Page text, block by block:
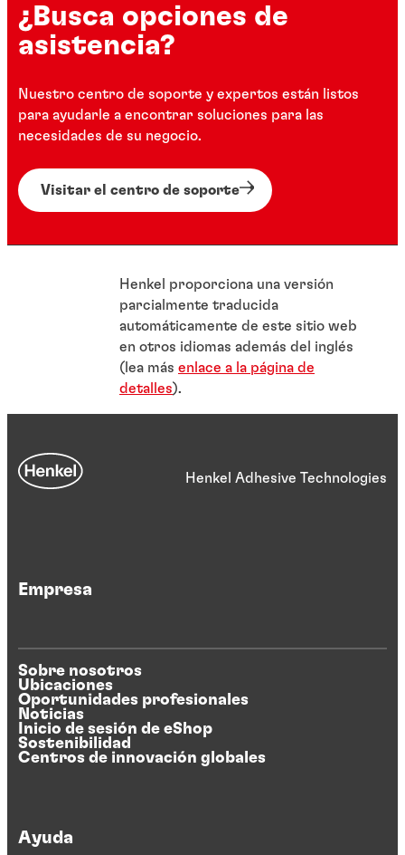
¿Busca opciones de
asistencia?
Nuestro centro de soporte y expertos están listos
para ayudarle a encontrar soluciones para las
necesidades de su negocio.
Visitar el centro de soporte
Henkel proporciona una versión
parcialmente traducida
automáticamente de este sitio web
en otros idiomas además del inglés
(lea más enlace a la página de
detalles).
Henkel Adhesive Technologies
Empresa
Sobre nosotros
Ubicaciones
Oportunidades profesionales
Noticias
Inicio de sesión de eShop
Sostenibilidad
Centros de innovación globales
Ayuda